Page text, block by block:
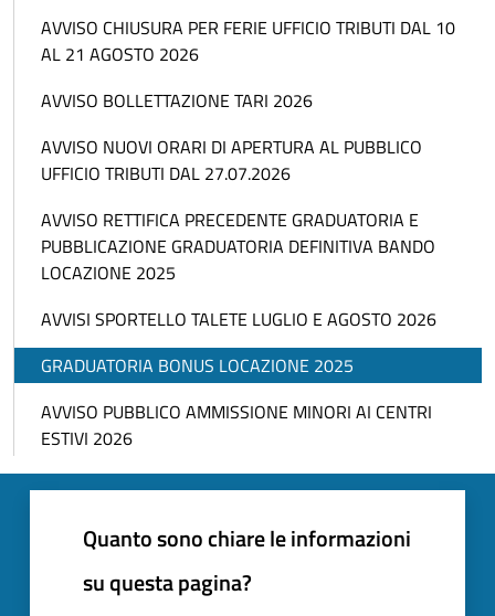
AVVISO CHIUSURA PER FERIE UFFICIO TRIBUTI DAL 10
AL 21 AGOSTO 2026
AVVISO BOLLETTAZIONE TARI 2026
AVVISO NUOVI ORARI DI APERTURA AL PUBBLICO
UFFICIO TRIBUTI DAL 27.07.2026
AVVISO RETTIFICA PRECEDENTE GRADUATORIA E
PUBBLICAZIONE GRADUATORIA DEFINITIVA BANDO
LOCAZIONE 2025
AVVISI SPORTELLO TALETE LUGLIO E AGOSTO 2026
GRADUATORIA BONUS LOCAZIONE 2025
AVVISO PUBBLICO AMMISSIONE MINORI AI CENTRI
ESTIVI 2026
Quanto sono chiare le informazioni
su questa pagina?